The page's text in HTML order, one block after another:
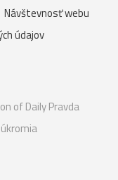
Návštevnosť webu
údajov
of Daily Pravda